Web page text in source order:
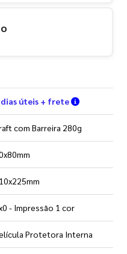
dias úteis + frete Verifique
com Barreira 280g
- Impressão 1 cor
Protetora Interna